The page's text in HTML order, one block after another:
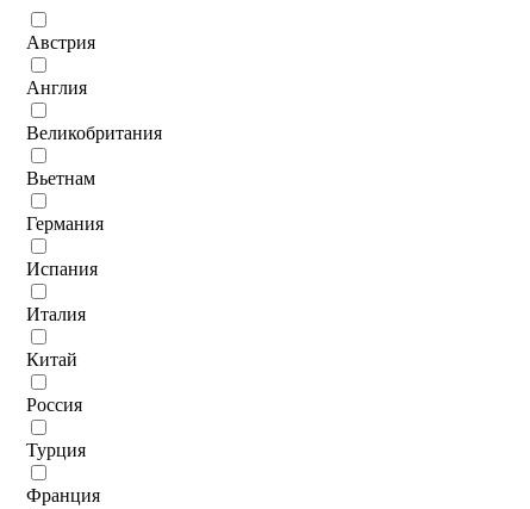
Австрия
Англия
Великобритания
Вьетнам
Германия
Испания
Италия
Китай
Россия
Турция
Франция